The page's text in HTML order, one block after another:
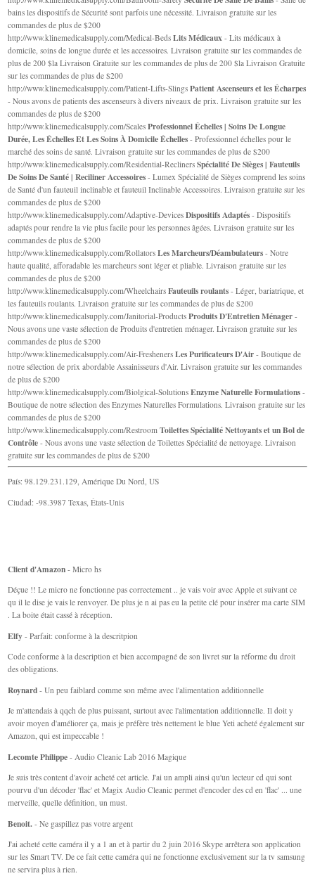
bains les dispositifs de Sécurité sont parfois une nécessité. Livraison gratuite sur les
commandes de plus de $200
http://www.klinemedicalsupply.com/Medical-BedsLits Médicaux - Lits médicaux à
domicile, soins de longue durée et les accessoires. Livraison gratuite sur les commandes de
plus de 200 $la Livraison Gratuite sur les commandes de plus de 200 $la Livraison Gratuite
sur les commandes de plus de $200
http://www.klinemedicalsupply.com/Patient-Lifts-SlingsPatient Ascenseurs et les Écharpes
- Nous avons de patients des ascenseurs à divers niveaux de prix. Livraison gratuite sur les
commandes de plus de $200
http://www.klinemedicalsupply.com/ScalesProfessionnel Échelles | Soins De Longue
Durée, Les Échelles Et Les Soins À Domicile Échelles - Professionnel échelles pour le
marché des soins de santé. Livraison gratuite sur les commandes de plus de $200
http://www.klinemedicalsupply.com/Residential-ReclinersSpécialité De Sièges | Fauteuils
De Soins De Santé | Reciliner Accessoires - Lumex Spécialité de Sièges comprend les soins
de Santé d'un fauteuil inclinable et fauteuil Inclinable Accessoires. Livraison gratuite sur les
commandes de plus de $200
http://www.klinemedicalsupply.com/Adaptive-DevicesDispositifs Adaptés - Dispositifs
adaptés pour rendre la vie plus facile pour les personnes âgées. Livraison gratuite sur les
commandes de plus de $200
http://www.klinemedicalsupply.com/RollatorsLes Marcheurs/Déambulateurs - Notre
haute qualité, afforadable les marcheurs sont léger et pliable. Livraison gratuite sur les
commandes de plus de $200
http://www.klinemedicalsupply.com/WheelchairsFauteuils roulants - Léger, bariatrique, et
les fauteuils roulants. Livraison gratuite sur les commandes de plus de $200
http://www.klinemedicalsupply.com/Janitorial-ProductsProduits D'Entretien Ménager -
Nous avons une vaste sélection de Produits d'entretien ménager. Livraison gratuite sur les
commandes de plus de $200
http://www.klinemedicalsupply.com/Air-FreshenersLes Purificateurs D'Air - Boutique de
notre sélection de prix abordable Assainisseurs d'Air. Livraison gratuite sur les commandes
de plus de $200
http://www.klinemedicalsupply.com/Biolgical-SolutionsEnzyme Naturelle Formulations -
Boutique de notre sélection des Enzymes Naturelles Formulations. Livraison gratuite sur les
commandes de plus de $200
http://www.klinemedicalsupply.com/RestroomToilettes Spécialité Nettoyants et un Bol de
Contrôle - Nous avons une vaste sélection de Toilettes Spécialité de nettoyage. Livraison
gratuite sur les commandes de plus de $200
País: 98.129.231.129, Amérique Du Nord, US
Ciudad: -98.3987 Texas, États-Unis
Client d'Amazon - Micro hs
Déçue !! Le micro ne fonctionne pas correctement .. je vais voir avec Apple et suivant ce
qu il le dise je vais le renvoyer. De plus je n ai pas eu la petite clé pour insérer ma carte SIM
. La boite était cassé à réception.
Elfy - Parfait: conforme à la descritpion
Code conforme à la description et bien accompagné de son livret sur la réforme du droit
des obligations.
Roynard - Un peu faiblard comme son même avec l'alimentation additionnelle
Je m'attendais à qqch de plus puissant, surtout avec l'alimentation additionnelle. Il doit y
avoir moyen d'améliorer ça, mais je préfère très nettement le blue Yeti acheté également sur
Amazon, qui est impeccable !
Lecomte Philippe - Audio Cleanic Lab 2016 Magique
Je suis très content d'avoir acheté cet article. J'ai un ampli ainsi qu'un lecteur cd qui sont
pourvu d'un décoder 'flac' et Magix Audio Cleanic permet d'encoder des cd en 'flac' ... une
merveille, quelle définition, un must.
Benoit. - Ne gaspillez pas votre argent
J'ai acheté cette caméra il y a 1 an et à partir du 2 juin 2016 Skype arrêtera son application
sur les Smart TV. De ce fait cette caméra qui ne fonctionne exclusivement sur la tv samsung
ne servira plus à rien.